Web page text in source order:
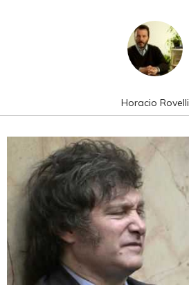
Horacio Rovelli